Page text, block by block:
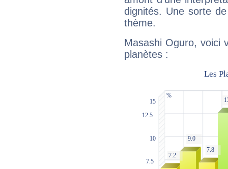
dignités. Une sorte
thème.
Masashi Oguro, voici
planètes :